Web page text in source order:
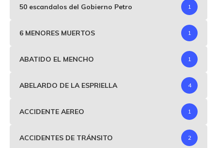
50 escandalos del Gobierno Petro 1
6 MENORES MUERTOS 1
ABATIDO EL MENCHO 1
ABELARDO DE LA ESPRIELLA 4
ACCIDENTE AEREO 1
ACCIDENTES DE TRÁNSITO 2